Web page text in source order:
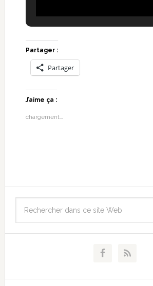
Partager :
Partager
J’aime ça :
chargement…